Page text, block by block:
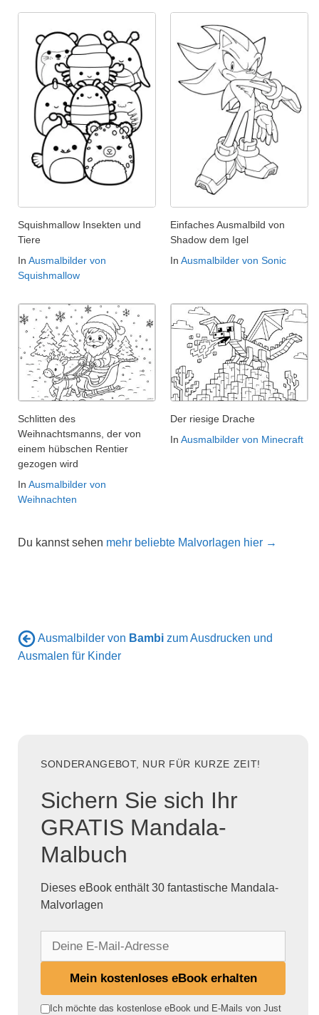
Squishmallow Insekten und
Tiere
In Ausmalbilder von
Squishmallow
Einfaches Ausmalbild von
Shadow dem Igel
In Ausmalbilder von Sonic
Schlitten des
Weihnachtsmanns, der von
einem hübschen Rentier
gezogen wird
In Ausmalbilder von
Weihnachten
Der riesige Drache
In Ausmalbilder von Minecraft
Du kannst sehen mehr beliebte Malvorlagen hier →
Ausmalbilder von Bambi zum Ausdrucken und
Ausmalen für Kinder
SONDERANGEBOT, NUR FÜR KURZE ZEIT!
Sichern Sie sich Ihr
GRATIS Mandala-
Malbuch
Dieses eBook enthält 30 fantastische Mandala-
Malvorlagen
e
Mein kostenloses eBook erhalten
Ich möchte das kostenlose eBook und E-Mails von Just